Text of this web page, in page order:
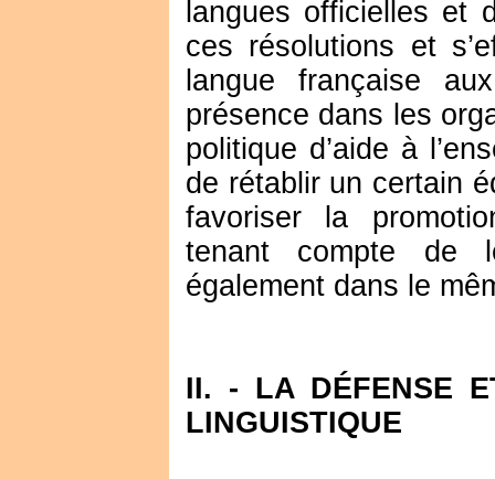
langues officielles et
ces résolutions et
langue française
présence dans les
politique d’aide à
de rétablir un certain
favoriser la
tenant compte de
également dans le
II. - LA DÉFENSE
LINGUISTIQUE